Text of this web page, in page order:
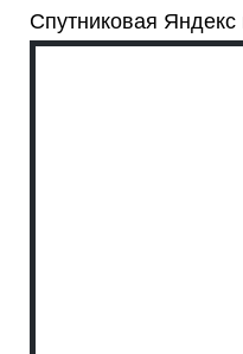
Спутниковая